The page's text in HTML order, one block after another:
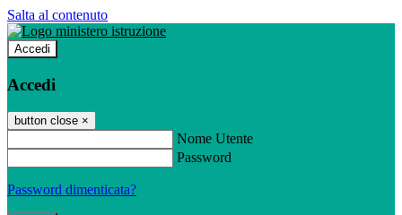
Salta al contenuto
Accedi
Accedi
button close ×
Nome Utente
Password
Password dimenticata?